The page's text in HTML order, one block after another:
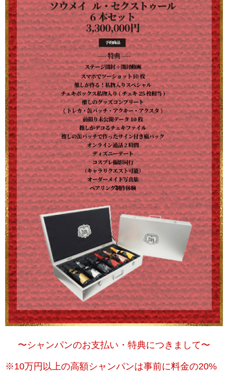
〜シャンパンのお支払い・特典につきまして〜
※10万円以上の高額シャンパンは事前に料金の20%